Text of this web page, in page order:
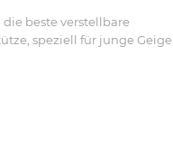
die beste verstellbare
speziell für junge Geiger,